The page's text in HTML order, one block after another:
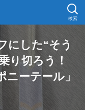
検索
にした“そう
り切ろう！
ーテール」